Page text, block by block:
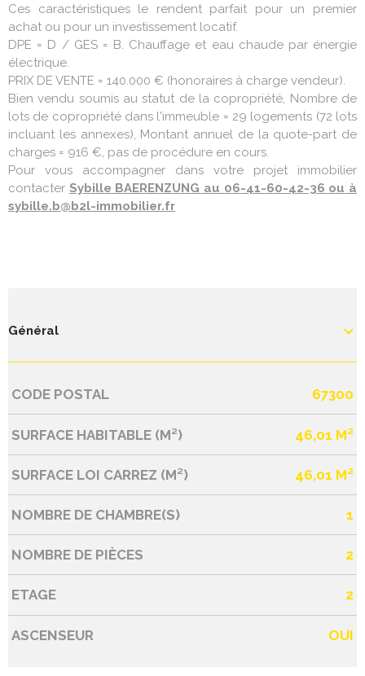
Ces caractéristiques le rendent parfait pour un premier
achat ou pour un investissement locatif.
DPE = D / GES = B. Chauffage et eau chaude par énergie
électrique.
PRIX DE VENTE = 140.000 € (honoraires à charge vendeur).
Bien vendu soumis au statut de la copropriété, Nombre de
lots de copropriété dans l'immeuble = 29 logements (72 lots
incluant les annexes), Montant annuel de la quote-part de
charges = 916 €, pas de procédure en cours.
Pour vous accompagner dans votre projet immobilier
contacter Sybille BAERENZUNG au 06-41-60-42-36 ou à
sybille.b@b2l-immobilier.fr
Général
Caractérisque Valeurs
CODE POSTAL 67300
SURFACE HABITABLE (M²) 46,01 M²
SURFACE LOI CARREZ (M²) 46,01 M²
NOMBRE DE CHAMBRE(S) 1
NOMBRE DE PIÈCES 2
ETAGE 2
ASCENSEUR OUI